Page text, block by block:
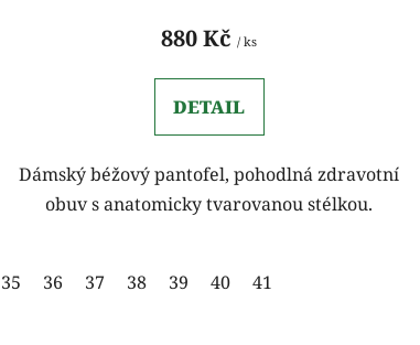
880 Kč/ ks
DETAIL
Dámský béžový pantofel, pohodlná zdravotní
obuv s anatomicky tvarovanou stélkou.
35 36 37 38 39 40 41